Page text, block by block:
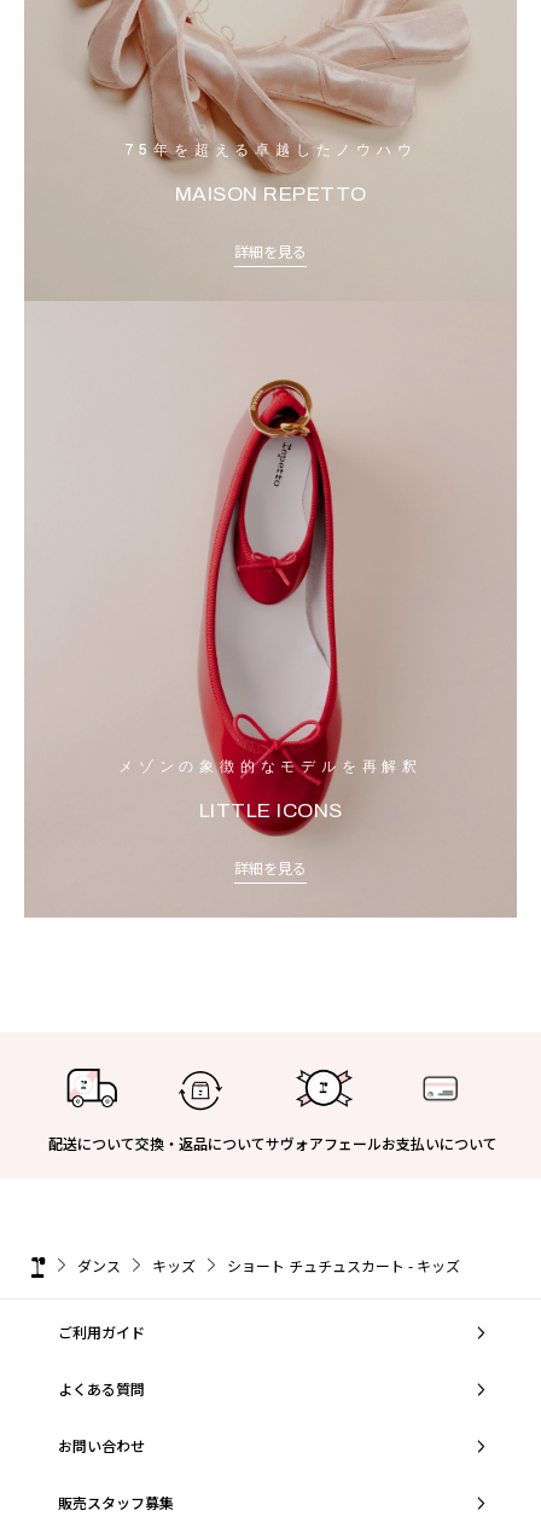
75年を超える卓越したノウハウ
MAISON REPETTO
詳細を見る
メゾンの象徴的なモデルを再解釈
LITTLE ICONS
詳細を見る
配送について交換・返品についてサヴォアフェールお支払いについて
ダンス キッズ ショート チュチュスカート - キッズ
ご利用ガイド
よくある質問
お問い合わせ
販売スタッフ募集